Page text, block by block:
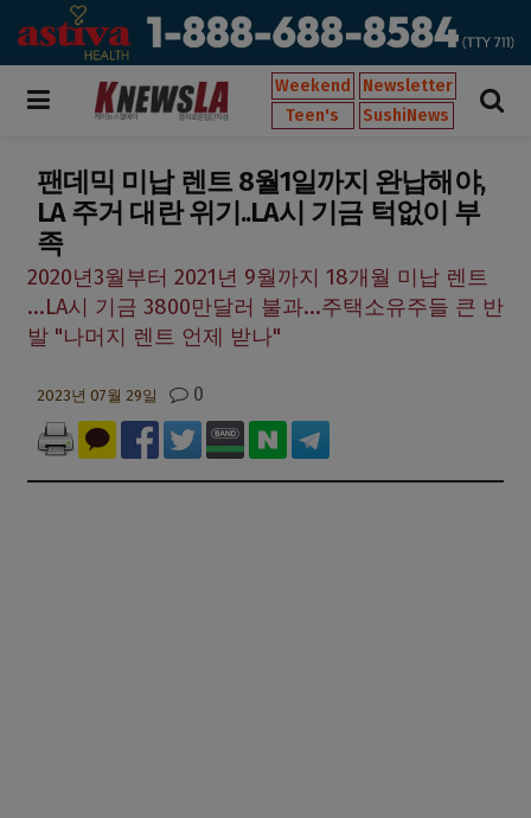
Weekend
Newsletter
Teen's
SushiNews
팬데믹 미납 렌트 8월1일까지 완납해야,
LA 주거 대란 위기..LA시 기금 턱없이 부
족
2020년3월부터 2021년 9월까지 18개월 미납 렌트
...LA시 기금 3800만달러 불과...주택소유주들 큰 반
발 "나머지 렌트 언제 받나"
2023년 07월 29일 0